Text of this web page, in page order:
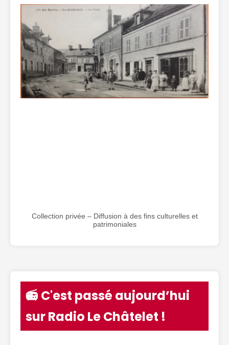
Collection privée – Diffusion à des fins culturelles et
patrimoniales
📻 C'est passé aujourd’hui
sur Radio Le Châtelet !